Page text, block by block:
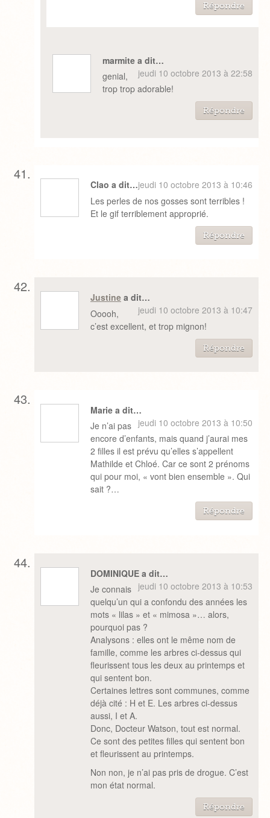
Répondre
marmite a dit…
jeudi 10 octobre 2013 à 22:58
genial,
trop trop adorable!
Répondre
Clao a dit…jeudi 10 octobre 2013 à 10:46
Les perles de nos gosses sont terribles !
Et le gif terriblement approprié.
Répondre
Justinea dit…
jeudi 10 octobre 2013 à 10:47
Ooooh,
c’est excellent, et trop mignon!
Répondre
Marie a dit…
jeudi 10 octobre 2013 à 10:50
Je n’ai pas
encore d’enfants, mais quand j’aurai mes
2 filles il est prévu qu’elles s’appellent
Mathilde et Chloé. Car ce sont 2 prénoms
qui pour moi, « vont bien ensemble ». Qui
sait ?…
Répondre
DOMINIQUE a dit…
jeudi 10 octobre 2013 à 10:53
Je connais
quelqu’un qui a confondu des années les
mots « lilas » et « mimosa »… alors,
pourquoi pas ?
Analysons : elles ont le même nom de
famille, comme les arbres ci-dessus qui
fleurissent tous les deux au printemps et
qui sentent bon.
Certaines lettres sont communes, comme
déjà cité : H et E. Les arbres ci-dessus
aussi, I et A.
Donc, Docteur Watson, tout est normal.
Ce sont des petites filles qui sentent bon
et fleurissent au printemps.
Non non, je n’ai pas pris de drogue. C’est
mon état normal.
Répondre